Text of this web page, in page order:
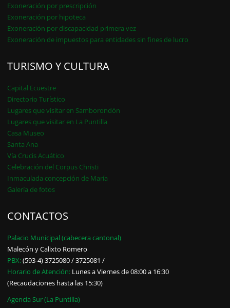
Exoneración por prescripción
Exoneración por hipoteca
Exoneración por discapacidad primera vez
Exoneración de impuestos para entidades sin fines de lucro
TURISMO Y CULTURA
Capital Ecuestre
Directorio Turístico
Lugares que visitar en Samborondón
Lugares que visitar en La Puntilla
Casa Museo
Santa Ana
Vía Crucis Acuático
Celebración del Corpus Christi
Inmaculada concepción de María
Galería de fotos
CONTACTOS
Palacio Municipal (cabecera cantonal)
Malecón y Calixto Romero
PBX:(593-4) 3725080 / 3725081 /
Horario de Atención: Lunes a Viernes de 08:00 a 16:30
(Recaudaciones hasta las 15:30)
Agencia Sur (La Puntilla)